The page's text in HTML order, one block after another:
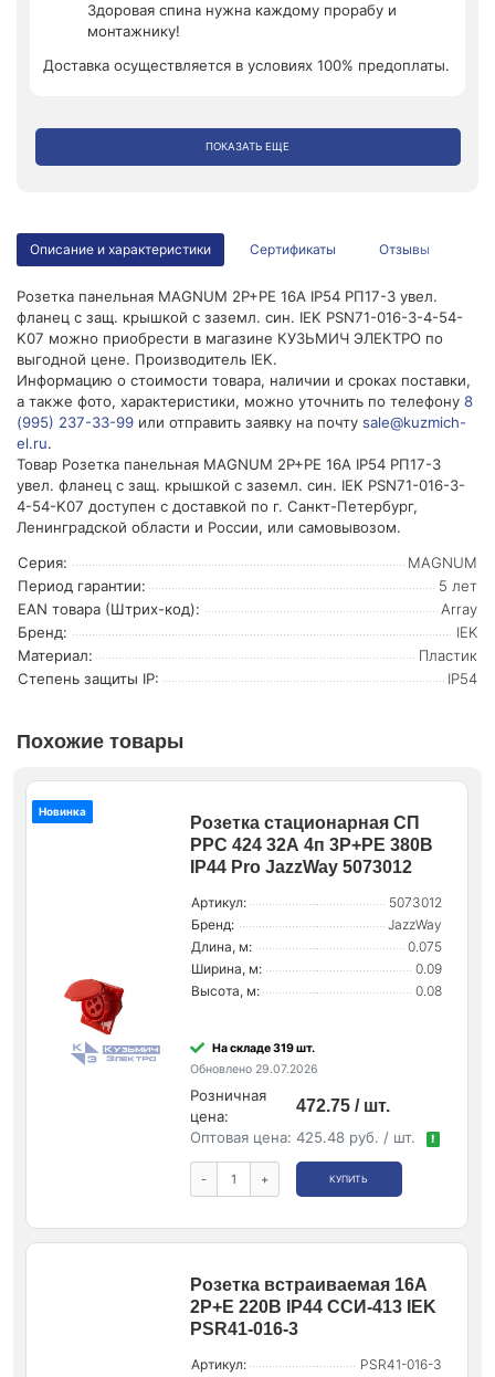
Здоровая спина нужна каждому прорабу и
монтажнику!
Доставка осуществляется в условиях 100% предоплаты.
ПОКАЗАТЬ ЕЩЕ
Описание и характеристики Сертификаты Отзывы
Розетка панельная MAGNUM 2P+PE 16А IP54 РП17-3 увел.
фланец с защ. крышкой с заземл. син. IEK PSN71-016-3-4-54-
K07 можно приобрести в магазине КУЗЬМИЧ ЭЛЕКТРО по
выгодной цене. Производитель IEK.
Информацию о стоимости товара, наличии и сроках поставки,
а также фото, характеристики, можно уточнить по телефону 8
(995) 237-33-99 или отправить заявку на почту sale@kuzmich-
el.ru.
Товар Розетка панельная MAGNUM 2P+PE 16А IP54 РП17-3
увел. фланец с защ. крышкой с заземл. син. IEK PSN71-016-3-
4-54-K07 доступен с доставкой по г. Санкт-Петербург,
Ленинградской области и России, или самовывозом.
Серия:
MAGNUM
Период гарантии:
5 лет
EAN товара (Штрих-код):
Array
Бренд:
IEK
Материал:
Пластик
Степень защиты IP:
IP54
Похожие товары
Новинка
Розетка стационарная СП
PPC 424 32А 4п 3Р+РЕ 380В
IP44 Pro JazzWay 5073012
Артикул:
5073012
Бренд:
JazzWay
Длина, м:
0.075
Ширина, м:
0.09
Высота, м:
0.08
На складе 319 шт.
Обновлено 29.07.2026
Розничная
цена:
472.75 / шт.
Оптовая цена: 425.48 руб. / шт. !
- + КУПИТЬ
Розетка встраиваемая 16А
2P+E 220В IP44 ССИ-413 IEK
PSR41-016-3
Артикул: PSR41-016-3